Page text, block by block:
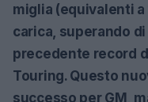
miglia (equivalenti a
carica, superando
precedente record
Touring. Questo
successo per GM,